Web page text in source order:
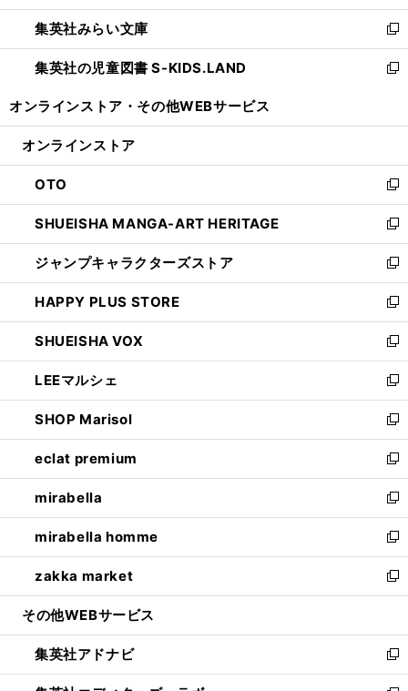
開
く
ウ
で
開
く
ン
ド
ウ
で
ウ
ィ
ン
ド
開
集英社みらい文庫
新
し
い
ン
ウ
で
開
く
集英社の児童図書 S-KIDS.LAND
新
ウ
ン
ド
ウ
で
開
く
オンラインストア・ その他WEBサービス
オンラインストア
OTO
新
し
い
ウ
ィ
ン
ド
ウ
で
開
く
SHUEISHA MANGA-ART HERITAGE
新
し
い
ウ
ィ
ン
ド
ウ
で
開
く
ジャンプキャラクターズストア
新
し
い
ウ
ィ
ン
ド
ウ
で
開
く
HAPPY PLUS STORE
新
し
い
ウ
ィ
ン
ド
ウ
で
開
く
SHUEISHA VOX
新
し
い
ウ
ィ
ン
ド
ウ
で
開
く
LEEマルシェ
新
し
い
ウ
ィ
ン
ド
ウ
で
開
く
SHOP Marisol
新
し
い
ウ
ィ
ン
ド
ウ
で
開
eclat premium
新
し
い
ウ
ィ
ン
ド
ウ
開
く
mirabella
新
し
い
ウ
ィ
ン
ウ
で
開
mirabella homme
新
し
い
ウ
ン
ド
ウ
zakka market
新
し
ウ
ィ
ン
その他WEBサービス
集英社アドナビ
新
し